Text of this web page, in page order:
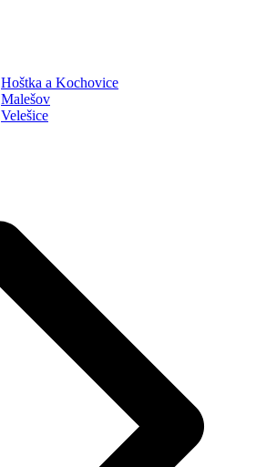
Hoštka a Kochovice
Malešov
Velešice